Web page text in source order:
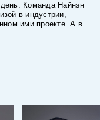
Команда Найнэн
в индустрии,
ими проекте. А в